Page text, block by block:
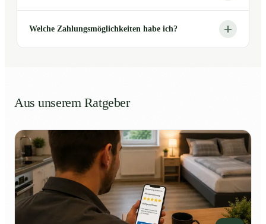
Welche Zahlungsmöglichkeiten habe ich?
Aus unserem Ratgeber